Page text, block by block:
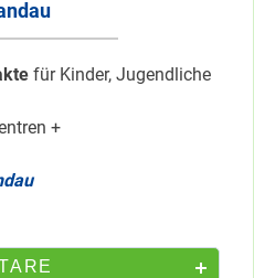
für Kinder, Jugendliche
+